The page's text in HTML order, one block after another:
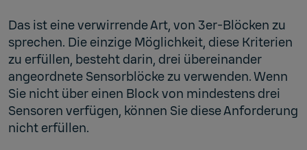
Das ist eine verwirrende Art, von 3er-Blöcken zu
sprechen. Die einzige Möglichkeit, diese Kriterien
zu erfüllen, besteht darin, drei übereinander
angeordnete Sensorblöcke zu verwenden. Wenn
Sie nicht über einen Block von mindestens drei
Sensoren verfügen, können Sie diese Anforderung
nicht erfüllen.